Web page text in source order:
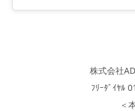
株式会社
ﾌﾘｰﾀﾞｲﾔﾙ
＜